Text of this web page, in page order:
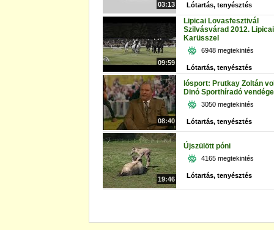
03:13
09:59
Lótartás, tenyésztés
08:40
Lipicai Lovasfesztivál
Szilvásvárad 2012.
Karüsszel
6948 megtekintés
Lótartás, tenyésztés
19:46
lósport: Prutkay Zoltán
Dinó Sporthíradó vendége
3050 megtekintés
Lótartás, tenyésztés
Újszülött póni
4165 megtekintés
Lótartás, tenyésztés